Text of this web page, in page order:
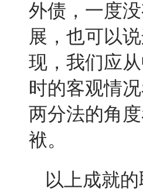
外债，一度
展，也可以
现，我们应
时的客观情
两分法的角
袱。
以上成就